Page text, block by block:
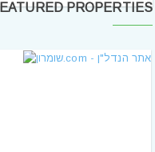
PROPERTIES